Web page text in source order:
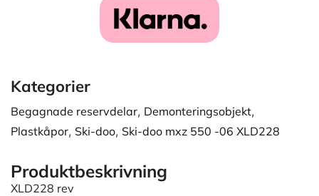
Kategorier
Begagnade reservdelar, Demonteringsobjekt,
Plastkåpor, Ski-doo, Ski-doo mxz 550 -06 XLD228
Produktbeskrivning
XLD228 rev